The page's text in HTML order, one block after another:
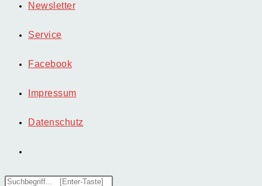
Newsletter
Service
Facebook
Impressum
Datenschutz
Suche
Diese